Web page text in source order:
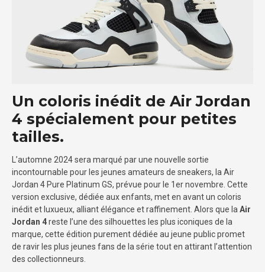
Un coloris inédit de Air Jordan
4 spécialement pour petites
tailles.
L’automne 2024 sera marqué par une nouvelle sortie
incontournable pour les jeunes amateurs de sneakers, la Air
Jordan 4 Pure Platinum GS, prévue pour le 1er novembre. Cette
version exclusive, dédiée aux enfants, met en avant un coloris
inédit et luxueux, alliant élégance et raffinement. Alors que la Air
Jordan 4reste l’une des silhouettes les plus iconiques de la
marque, cette édition purement dédiée au jeune public promet
de ravir les plus jeunes fans de la série tout en attirant l’attention
des collectionneurs.